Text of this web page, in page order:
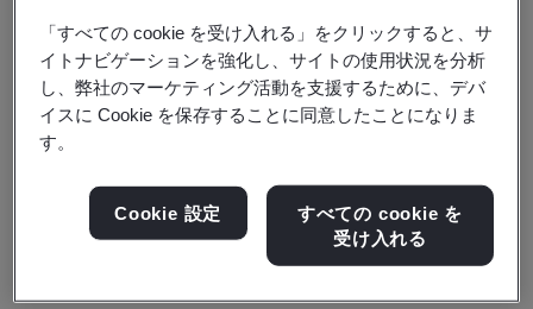
す。
輸送とモビリティの観点から、TPMは、認められた規格
に照らして品質を保証し、ベンチマークを設定する方法を
組織に提供し、最終的に、より効率的で信頼性の高い輸送
システムに貢献し、社会全体に利益をもたらします。
「すべての cookie を受け入れる」をクリックすると、サ
イトナビゲーションを強化し、サイトの使用状況を分析
し、弊社のマーケティング活動を支援するために、デバ
イスに Cookie を保存することに同意したことになりま
す。
Cookie 設定
すべての cookie を
受け入れる